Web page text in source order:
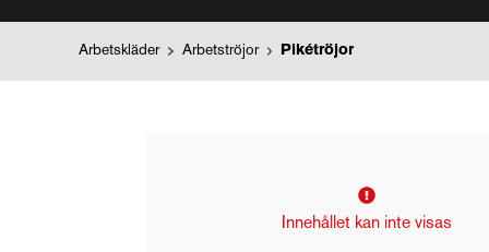
Arbetskläder Arbetströjor Pikétröjor
Innehållet kan inte visas